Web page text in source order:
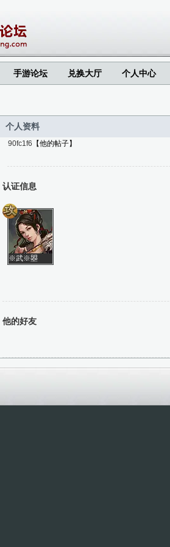
手游论坛 兑换大厅 个人中心
个人资料
90fc1f6 【他的帖子】
认证信息
※武※曌
他的好友